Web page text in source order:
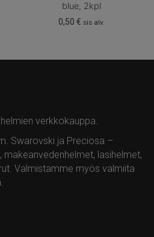
blue, 2kpl
0,50 € sis alv.
verkkokauppa.
Swarovski ja Preciosa –
makeanvedenhelmet, lasihelmet,
Valmistamme myös valmiita